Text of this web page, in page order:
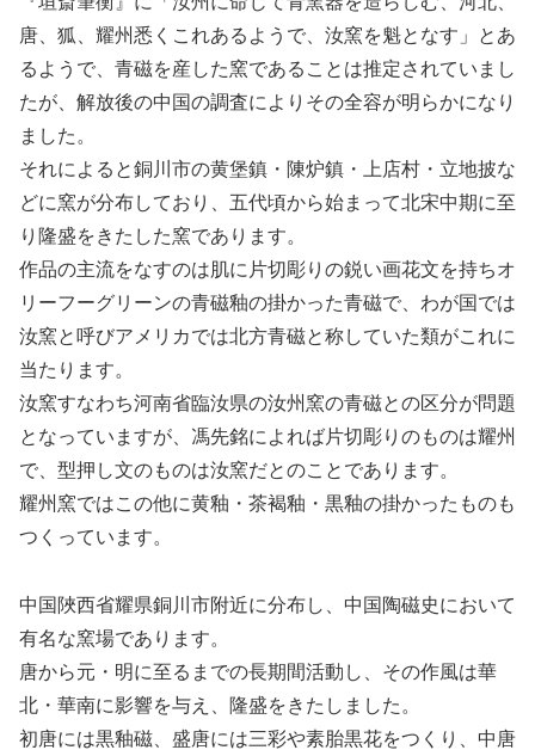
唐、狐、耀州悉くこれあるようで、汝窯を魁となす」とあ
るようで、青磁を産した窯であることは推定されていまし
たが、解放後の中国の調査によりその全容が明らかになり
ました。
それによると銅川市の黄堡鎮・陳炉鎮・上店村・立地披な
どに窯が分布しており、五代頃から始まって北宋中期に至
り隆盛をきたした窯であります。
作品の主流をなすのは肌に片切彫りの鋭い画花文を持ちオ
リーフーグリーンの青磁釉の掛かった青磁で、わが国では
汝窯と呼びアメリカでは北方青磁と称していた類がこれに
当たります。
汝窯すなわち河南省臨汝県の汝州窯の青磁との区分が問題
となっていますが、馮先銘によれば片切彫りのものは耀州
で、型押し文のものは汝窯だとのことであります。
耀州窯ではこの他に黄釉・茶褐釉・黒釉の掛かったものも
つくっています。
中国陜西省耀県銅川市附近に分布し、中国陶磁史において
有名な窯場であります。
唐から元・明に至るまでの長期間活動し、その作風は華
北・華南に影響を与え、隆盛をきたしました。
初唐には黒釉磁、盛唐には三彩や素胎黒花をつくり、中唐